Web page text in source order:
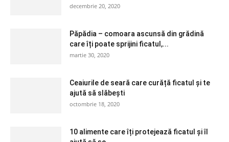
decembrie 20, 2020
Păpădia – comoara ascunsă din grădină
care îți poate sprijini ficatul,...
martie 30, 2020
Ceaiurile de seară care curăță ficatul și te
ajută să slăbești
octombrie 18, 2020
10 alimente care îți protejează ficatul și îl